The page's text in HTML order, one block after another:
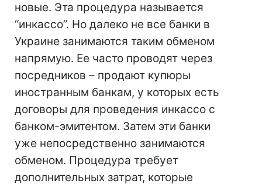
новые. Эта процедура называется
“инкассо”. Но далеко не все банки в
Украине занимаются таким обменом
напрямую. Ее часто проводят через
посредников – продают купюры
иностранным банкам, у которых есть
договоры для проведения инкассо с
банком-эмитентом. Затем эти банки
уже непосредственно занимаются
обменом. Процедура требует
дополнительных затрат, которые